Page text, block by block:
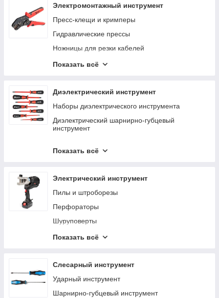
XV
XV в мини-упаковке
БСК
БСП
ЛКР
ЛСЭ
Электромонтажный инструмент
Пресс-клещи и кримперы
Гидравлические прессы
Ножницы для резки кабелей
Бокорезы для резки проводов
Инструмент для снятия изоляции
Мультитулы электрика
Инструмент для пробивки отверстий
Шиногибы, шинорезы, шинодыры
Гидравлические насосы
Газовые горелки и фены
Инструмент для монтажа кабельных стяжек и
Ключи для электрошкафов
Наборы инструмента
Показать всё
Диэлектрический инструмент
Наборы диэлектрического инструмента
Диэлектрический шарнирно-губцевый
инструмент
Показать всё
Электрический инструмент
Пилы и штроборезы
Перфораторы
Шуруповерты
Гайковерты и винтоверты
Угловые шлифмашинки (Болгарки)
Показать всё
Слесарный инструмент
Ударный инструмент
Шарнирно-губцевый инструмент